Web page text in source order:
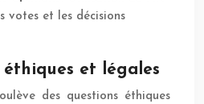
votes et les décisions
éthiques et légales
des questions éthiques